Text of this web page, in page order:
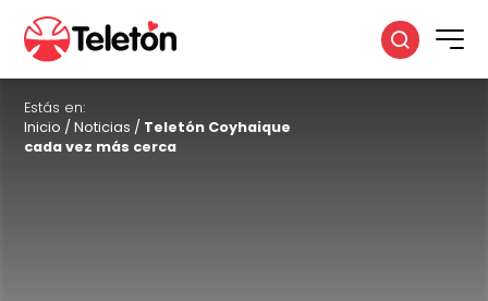
Estás en:
Inicio /Noticias / Teletón Coyhaique
cada vez más cerca